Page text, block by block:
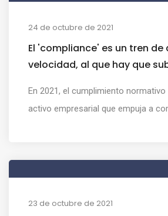
24 de octubre de 2021
El 'compliance' es un tren de
velocidad, al que hay que
En 2021, el cumplimiento
activo empresarial que empuja a
23 de octubre de 2021